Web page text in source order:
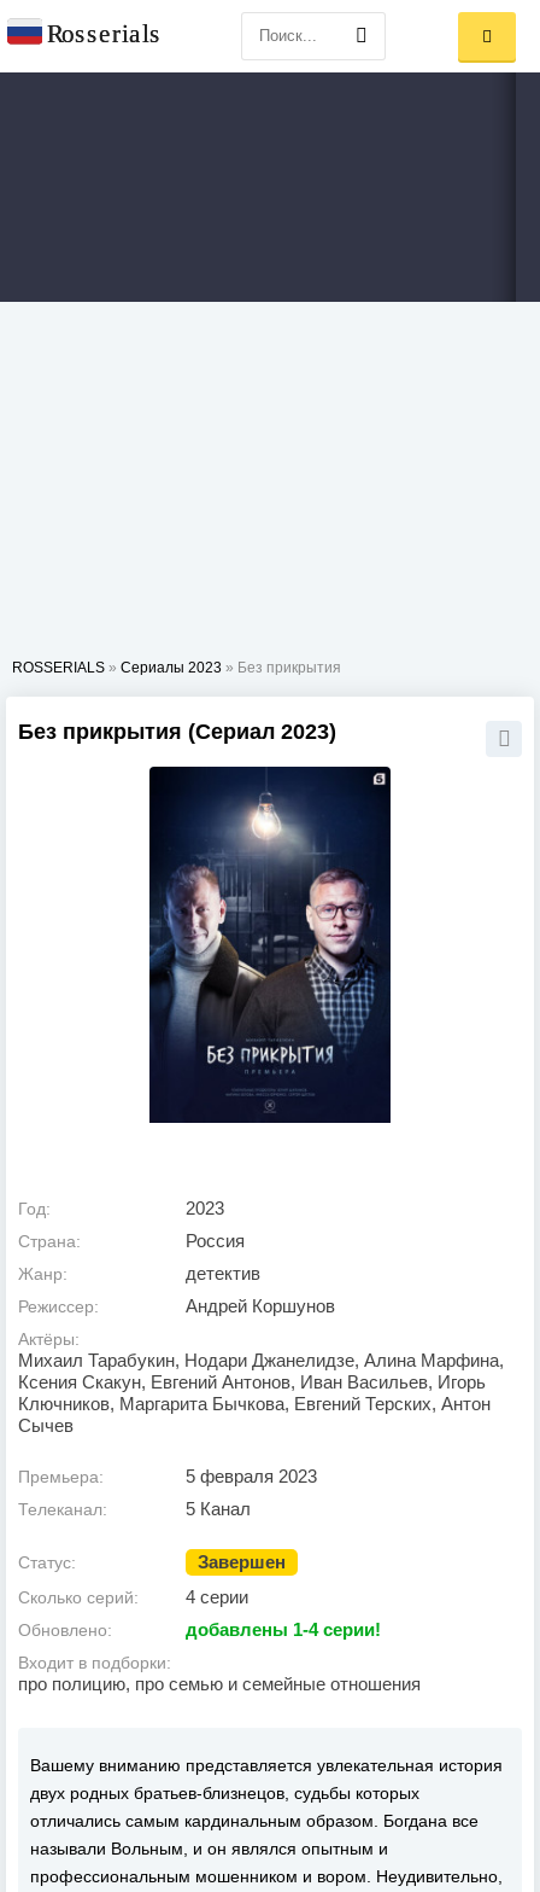
ROSSERIALS » Сериалы 2023 » Без прикрытия
Без прикрытия (Сериал 2023)
Год: 2023
Страна: Россия
Жанр: детектив
Режиссер: Андрей Коршунов
Актёры:
Михаил Тарабукин, Нодари Джанелидзе, Алина Марфина,
Ксения Скакун, Евгений Антонов, Иван Васильев, Игорь
Ключников, Маргарита Бычкова, Евгений Терских, Антон
Сычев
Премьера: 5 февраля 2023
Телеканал: 5 Канал
Статус: Завершен
Сколько серий: 4 серии
Обновлено: добавлены 1-4 серии!
Входит в подборки:
про полицию, про семью и семейные отношения
Вашему вниманию представляется увлекательная история
двух родных братьев-близнецов, судьбы которых
отличались самым кардинальным образом. Богдана все
называли Вольным, и он являлся опытным и
профессиональным мошенником и вором. Неудивительно,